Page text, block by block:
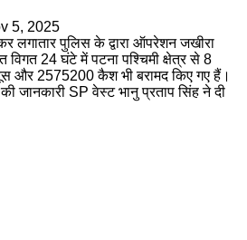
5, 2025
लगातार पुलिस के द्वारा ऑपरेशन जखीरा
विगत 24 घंटे में पटना पश्चिमी क्षेत्र से 8
और 2575200 कैश भी बरामद किए गए हैं।
जानकारी SP वेस्ट भानु प्रताप सिंह ने दी